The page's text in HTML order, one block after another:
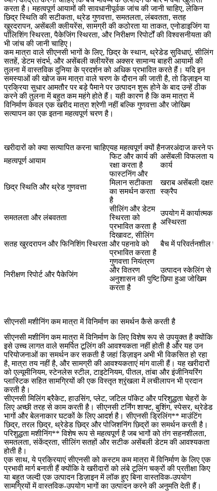
करता है। महत्वपूर्ण आयामों की सावधानीपूर्वक जांच की जानी चाहिए, लेकिन
छिद्र स्थिति की सटीकता, थ्रेड गुणवत्ता, समतलता, लंबवतता, सतह
खुरदरापन, असेंबली क्लीयरेंस, सामग्री की कठोरता या ताकत, एनोडाइजिंग या
पॉलिशिंग स्थिरता, पैकेजिंग स्थिरता, और निरीक्षण रिपोर्टों की विश्वसनीयता की
भी जांच की जानी चाहिए।
कम मात्रा वाले सीएनसी भागों के लिए, छिद्र के स्थान, थ्रेडेड सुविधाएं, सीलिंग
सतहें, डेटम संदर्भ, और असेंबली क्लीयरेंस अक्सर सामान्य बाहरी आयामों की
तुलना में वास्तविक दुनिया के प्रदर्शन को अधिक प्रभावित करते हैं। यदि इन
समस्याओं की खोज कम मात्रा वाले चरण के दौरान की जाती है, तो डिज़ाइन या
प्रक्रिया सुधार आमतौर पर बड़े पैमाने पर उत्पादन शुरू होने के बाद उन्हें ठीक
करने की तुलना में बहुत कम महंगे होते हैं। यही कारण है कि कम मात्रा में
विनिर्माण केवल एक खरीद मात्रा श्रेणी नहीं बल्कि गुणवत्ता और जोखिम
सत्यापन का एक इतना महत्वपूर्ण चरण है।
खरीदारों को क्या सत्यापित करना चाहिएयह महत्वपूर्ण क्यों हैनजरअंदाज करने पर
महत्वपूर्ण आयाम
फिट और कार्य की
रक्षा करता है
असेंबली विफलता या
कार्य
छिद्र स्थिति और थ्रेड गुणवत्ता
फास्टनिंग और
मिलान सटीकता
का समर्थन करता
है
खराब असेंबली
स्क्रैप
समतलता और लंबवतता
सीलिंग और डेटम
स्थिरता को
प्रभावित करता है
उपयोग में कार्यात्मक
अस्थिरता
सतह खुरदरापन और फिनिशिंग स्थिरता
दिखावट, सीलिंग
और पहनावे को
प्रभावित करता है
बैच में परिवर्तनशील
निरीक्षण रिपोर्ट और पैकेजिंग
गुणवत्ता नियंत्रण
और वितरण
अनुशासन की पुष्टि
करता है
उत्पादन स्केलिंग से
छिपा हुआ जोखिम
सीएनसी मशीनिंग कम मात्रा में विनिर्माण का समर्थन कैसे करती है
सीएनसी मशीनिंगकम मात्रा में विनिर्माण के लिए विशेष रूप से उपयुक्त है क्योंकि
इसे उच्च लागत वाले समर्पित टूलिंग की आवश्यकता नहीं होती है और यह उन
परियोजनाओं का समर्थन कर सकती है जहां डिज़ाइन अभी भी विकसित हो रहा
है, मात्रा तय नहीं है, और सामग्री की आवश्यकताएं मांग वाली हैं। यह खरीदारों
को एल्यूमीनियम, स्टेनलेस स्टील, टाइटेनियम, पीतल, तांबा और इंजीनियरिंग
प्लास्टिक सहित सामग्रियों की एक विस्तृत श्रृंखला में लचीलापन भी प्रदान
करती है।
सीएनसी मिलिंगब्रैकेट, हाउसिंग, प्लेट, जटिल पॉकेट और परिशुद्धता चेहरों के
लिए अच्छी तरह से काम करती है।सीएनसी टर्निंगशाफ्ट, बुशिंग, स्पेसर, थ्रेडेड
भागों और बेलनाकार घटकों के लिए आदर्श है।सीएनसी ड्रिलिंग** माउंटिंग
छिद्र, तरल छिद्र, थ्रेडेड छिद्र और पोजिशनिंग छिद्रों का समर्थन करती है।
परिशुद्धता मशीनिंग** विशेष रूप से महत्वपूर्ण है जब भागों को तंग सहनशीलता,
समतलता, संकेंद्रता, सीलिंग सतहों और सटीक असेंबली डेटम की आवश्यकता
होती है।
एक साथ, ये प्रक्रियाएं सीएनसी को कस्टम कम मात्रा में विनिर्माण के लिए एक
प्रभावी मार्ग बनाती हैं क्योंकि वे खरीदारों को लंबे टूलिंग चक्रों की प्रतीक्षा किए
या बहुत जल्दी एक उत्पादन डिज़ाइन में लॉक हुए बिना वास्तविक-उपयोग
सामग्रियों में वास्तविक-उपयोग भागों का उत्पादन करने की अनुमति देती हैं।